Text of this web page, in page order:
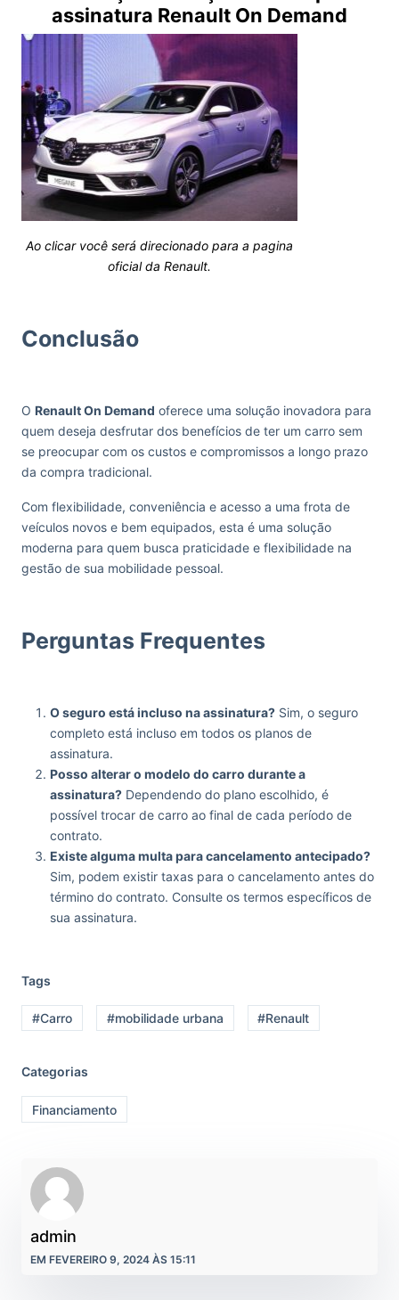
assinatura Renault On Demand
Ao clicar você será direcionado para a pagina
oficial da Renault.
Conclusão
O Renault On Demand oferece uma solução inovadora para
quem deseja desfrutar dos benefícios de ter um carro sem
se preocupar com os custos e compromissos a longo prazo
da compra tradicional.
Com flexibilidade, conveniência e acesso a uma frota de
veículos novos e bem equipados, esta é uma solução
moderna para quem busca praticidade e flexibilidade na
gestão de sua mobilidade pessoal.
Perguntas Frequentes
O seguro está incluso na assinatura? Sim, o seguro
completo está incluso em todos os planos de
assinatura.
Posso alterar o modelo do carro durante a
assinatura? Dependendo do plano escolhido, é
possível trocar de carro ao final de cada período de
contrato.
Existe alguma multa para cancelamento antecipado?
Sim, podem existir taxas para o cancelamento antes do
término do contrato. Consulte os termos específicos de
sua assinatura.
Tags
#Carro #mobilidade urbana #Renault
Categorias
Financiamento
admin
EM FEVEREIRO 9, 2024 ÀS 15:11